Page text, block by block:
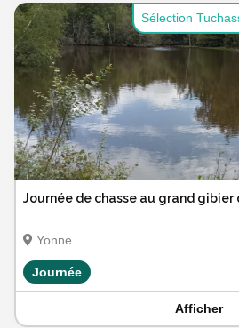
Sélection
Journée de chasse au grand gibier
Yonne
Journée
Afficher